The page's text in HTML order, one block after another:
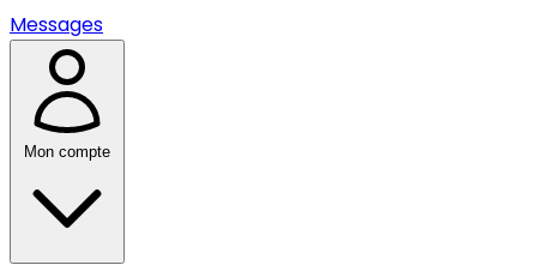
Messages
Mon compte